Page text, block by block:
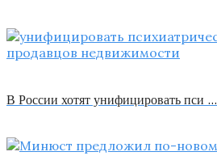
В России хотят унифицировать пси …